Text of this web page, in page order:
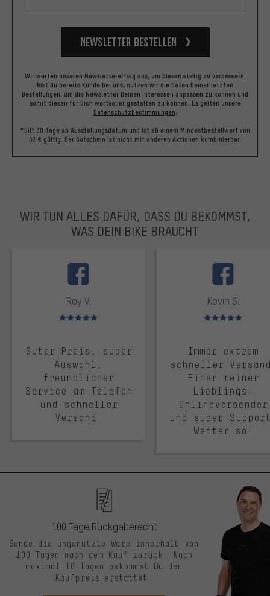
Newsletter bestellen
Wir werten unseren Newslettererfolg aus, um diesen stetig zu verbessern.
Bist Du bereits Kunde bei uns, nutzen wir die Daten Deiner letzten
Bestellungen, um die Newsletter Deinen Interessen anpassen zu können und
somit diesen für Dich wertvoller gestalten zu können. Es gelten unsere
Datenschutzbestimmungen
*Gilt 30 Tage ab Ausstellungsdatum und ist ab einem Mindestbestellwert von
60 € gültig. Der Gutschein ist nicht mit anderen Aktionen kombinierbar.
WIR TUN ALLES DAFÜR, DASS DU BEKOMMST,
WAS DEIN BIKE BRAUCHT
Roy V.
Bewertungen: 5 von 5
Guter Preis, super
Auswahl,
freundlicher
Service am Telefon
und schneller
Versand.
Kevin S.
Bewertungen: 5 von 5
Immer extrem
schneller
Einer meiner
Lieblings-
Onlineversender
und super
Weiter so!
100 Tage Rückgaberecht
Sende die ungenutzte Ware innerhalb von
100 Tagen nach dem Kauf zurück. Nach
maximal 10 Tagen bekommst Du den
Kaufpreis erstattet.